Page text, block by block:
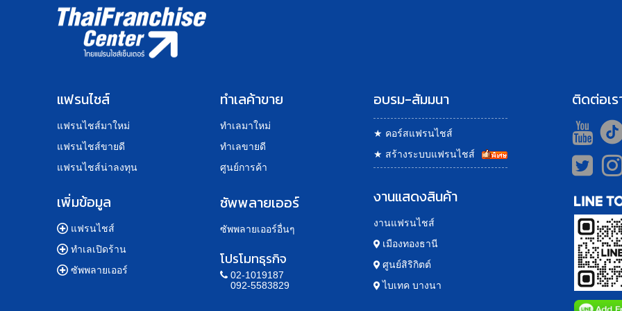
แฟรนไชส์
แฟรนไชส์มาใหม่
แฟรนไชส์ขายดี
แฟรนไชส์น่าลงทุน
เพิ่มข้อมูล
แฟรนไชส์
ทำเลเปิดร้าน
ซัพพลายเออร์
ทำเลค้าขาย
ทำเลมาใหม่
ทำเลขายดี
ศูนย์การค้า
ซัพพลายเออร์
ซัพพลายเออร์อื่นๆ
โปรโมทธุรกิจ
02-1019187
092-5583829
อบรม-สัมมนา
★ คอร์สแฟรนไชส์
★ สร้างระบบแฟรนไชส์
งานแสดงสินค้า
งานแฟรนไชส์
เมืองทองธานี
ศูนย์สิริกิตต์
ไบเทค บางนา
ติดต่อเร